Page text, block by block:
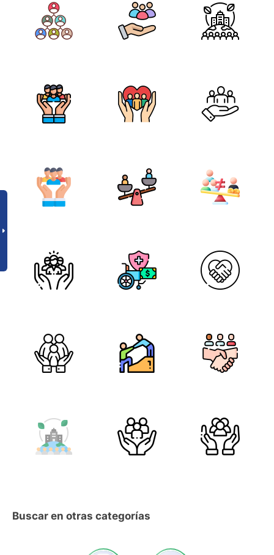
Buscar en otras categorías